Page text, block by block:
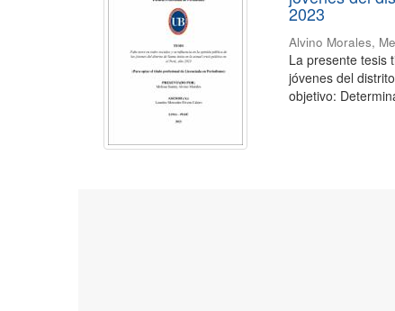
2023
Alvino Morales,
La presente tesis
jóvenes del
objetivo: